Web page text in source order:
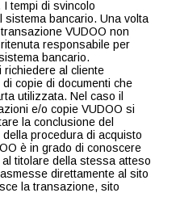
I tempi di svincolo
sistema bancario. Una volta
VUDOO non
responsabile per
bancario.
richiedere al cliente
copie di documenti che
utilizzata. Nel caso il
e/o copie VUDOO si
la conclusione del
procedura di acquisto
è in grado di conoscere
titolare della stessa atteso
direttamente al sito
la transazione, sito